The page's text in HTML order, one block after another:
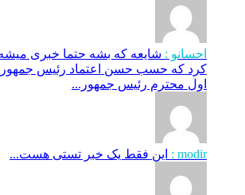
احسانو : شایعه که بشه حتما خبری
کرد که حسب حسن اعتماد رئیس جمهور
اول محترم رئیس جمهور...
modir : این فقط یک خبر تستی هست...